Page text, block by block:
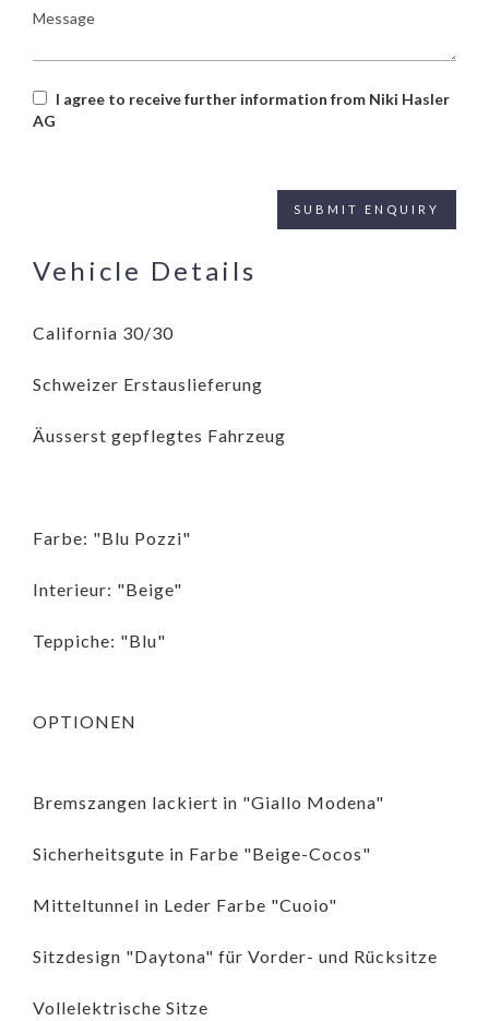
I agree to receive further information from Niki Hasler
AG
Vehicle Details
California 30/30
Schweizer Erstauslieferung
Äusserst gepflegtes Fahrzeug
Farbe: "Blu Pozzi"
Interieur: "Beige"
Teppiche: "Blu"
OPTIONEN
Bremszangen lackiert in "Giallo Modena"
Sicherheitsgute in Farbe "Beige-Cocos"
Mitteltunnel in Leder Farbe "Cuoio"
Sitzdesign "Daytona" für Vorder- und Rücksitze
Vollelektrische Sitze